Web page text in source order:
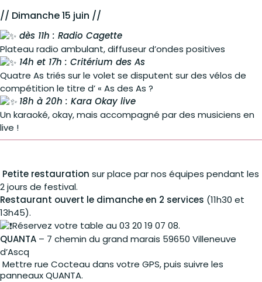
// Dimanche 15 juin //
dès 11h : Radio Cagette
Plateau radio ambulant, diffuseur d’ondes positives
14h et 17h : Critérium des As
Quatre As triés sur le volet se disputent sur des vélos de
compétition le titre d’ « As des As ?
18h à 20h : Kara Okay live
Un karaoké, okay, mais accompagné par des musiciens en
live !
Petite restauration sur place par nos équipes pendant les
2 jours de festival.
Restaurant ouvert le dimanche en 2 services (11h30 et
13h45).
Réservez votre table au 03 20 19 07 08.
QUANTA – 7 chemin du grand marais 59650 Villeneuve
d’Ascq
Mettre rue Cocteau dans votre GPS, puis suivre les
panneaux QUANTA.